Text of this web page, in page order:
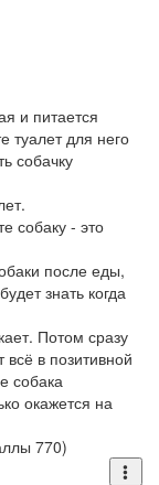
и питается
туалет для него
собачку
собаку - это
после еды,
знать когда
Потом сразу
в позитивной
собака
окажется на
770)